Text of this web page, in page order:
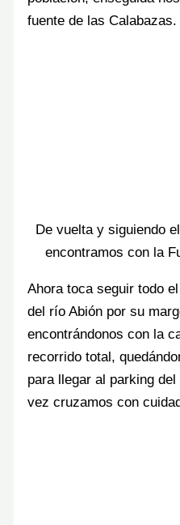
fuente de las Calabazas.
De vuelta y siguiendo
encontramos con la
Ahora toca seguir todo
del río Abión por su
encontrándonos con la
recorrido total,
para llegar al parking
vez cruzamos con